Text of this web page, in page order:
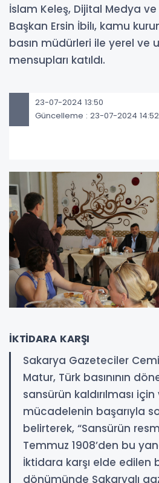
İslam Keleş, Dijital Medya
Başkan Ersin İbilı, kamu
basın müdürleri ile yerel ve
mensupları katıldı.
23-07-2024 13:50
Güncelleme : 23-07-2024 14:52
İKTİDARA KARŞI
Sakarya Gazeteciler
Matur, Türk basınının
sansürün kaldırılması
mücadelenin başarıyla
belirterek, “Sansürün
Temmuz 1908’den bu
İktidara karşı elde edilen
dönümünde Sakaryalı